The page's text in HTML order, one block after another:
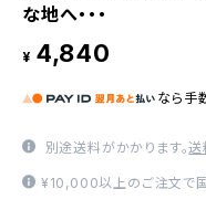
な地へ・・・
¥ 4,840
なら 手
別途送料がかかります。送
¥10,000以上のご注文で